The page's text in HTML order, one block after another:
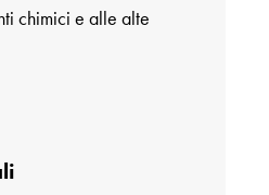
chimici e alle alte